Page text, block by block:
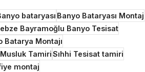
bataryasıBanyo Bataryası Montaj
Bayramoğlu Banyo Tesisat
Batarya Montajı
Musluk TamiriSıhhi Tesisat tamiri
montaj